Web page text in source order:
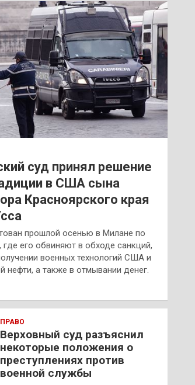
суд принял решение
в США сына
Красноярского края
прошлой осенью в Милане по
его обвиняют в обходе санкций,
военных технологий США и
нефти, а также в отмывании денег.
ПРАВО
Верховный суд разъяснил
некоторые положения о
преступлениях против
военной службы